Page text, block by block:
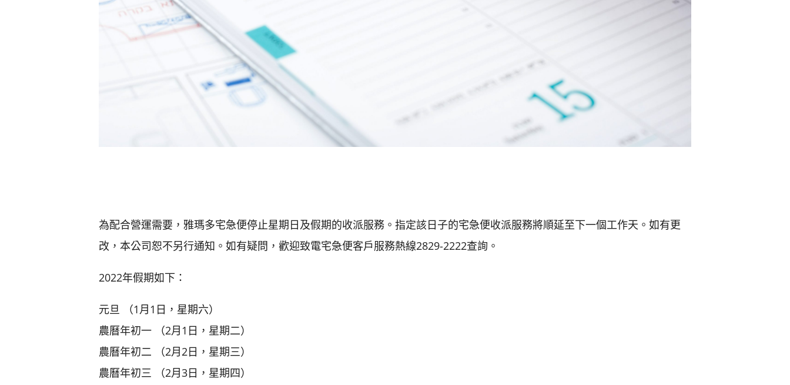
為配合營運需要，雅瑪多宅急便停止星期日及假期的收派服務。指定該日子的宅急便收派服務將順延至下一個工作天。如有更
改，本公司恕不另行通知。如有疑問，歡迎致電宅急便客戶服務熱線2829-2222查詢。
2022年假期如下：
元旦 （1月1日，星期六）
農曆年初一 （2月1日，星期二）
農曆年初二 （2月2日，星期三）
農曆年初三 （2月3日，星期四）